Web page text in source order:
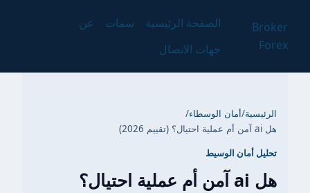
Broker
Forex
الصفحة الرئيسية سمات
عن
جهات الاتصال
الرئيسية/أمان الوسطاء/
هل ai آمن أم عملية احتيال؟ (تقييم 2026)
تحليل أمان الوسيط
هل ai آمن أم عملية احتيال؟